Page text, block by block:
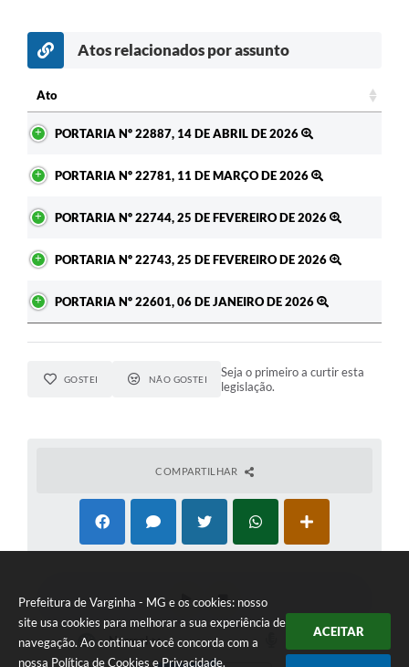
Prefeitura de Varginha - MG e os cookies: nosso
site usa cookies para melhorar a sua experiência de
navegação. Ao continuar você concorda com a
nossa Política de Cookies e Privacidade.
ACEITAR
Atos relacionados por assunto
Ato
PORTARIA Nº 22887, 14 DE ABRIL DE 2026
PORTARIA Nº 22781, 11 DE MARÇO DE 2026
PORTARIA Nº 22744, 25 DE FEVEREIRO DE 2026
PORTARIA Nº 22743, 25 DE FEVEREIRO DE 2026
PORTARIA Nº 22601, 06 DE JANEIRO DE 2026
GOSTEI NÃO GOSTEI
Seja o primeiro a curtir esta
legislação.
COMPARTILHAR